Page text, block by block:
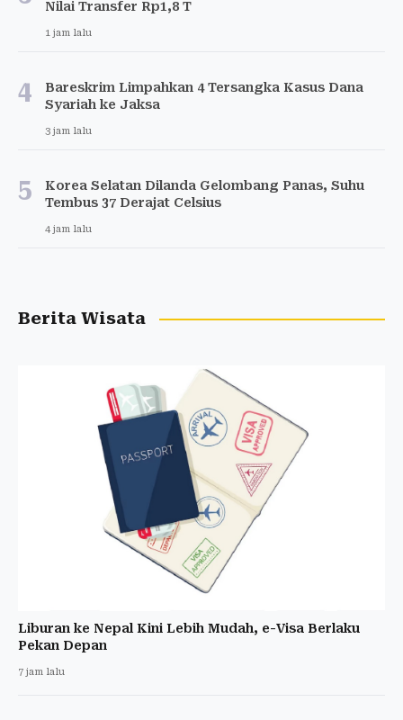
Nilai Transfer Rp1,8 T
1 jam lalu
4
Bareskrim Limpahkan 4 Tersangka Kasus Dana
Syariah ke Jaksa
3 jam lalu
5
Korea Selatan Dilanda Gelombang Panas, Suhu
Tembus 37 Derajat Celsius
4 jam lalu
Berita Wisata
Liburan ke Nepal Kini Lebih Mudah, e-Visa Berlaku
Pekan Depan
7 jam lalu